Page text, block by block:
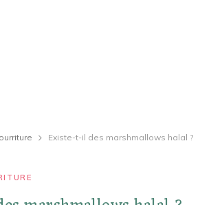
Existe-t-il des marshmallows halal ?